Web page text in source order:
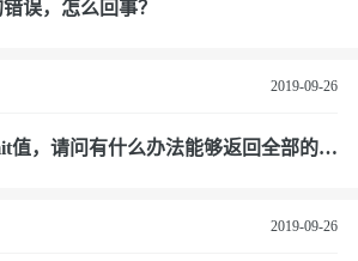
误，怎么回事？
2019-09-26
值，请问有什么办法能够返回全部的结
2019-09-26